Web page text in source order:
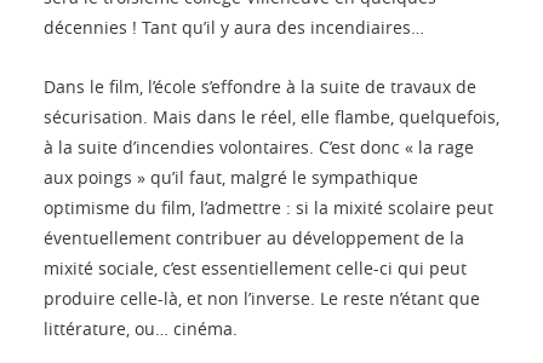
décennies ! Tant qu’il y aura des incendiaires…
Dans le film, l’école s’effondre à la suite de travaux de
sécurisation. Mais dans le réel, elle flambe, quelquefois,
à la suite d’incendies volontaires. C’est donc « la rage
aux poings » qu’il faut, malgré le sympathique
optimisme du film, l’admettre : si la mixité scolaire peut
éventuellement contribuer au développement de la
mixité sociale, c’est essentiellement celle-ci qui peut
produire celle-là, et non l’inverse. Le reste n’étant que
littérature, ou… cinéma.